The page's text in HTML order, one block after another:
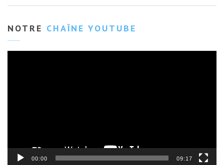
NOTRE CHAÎNE YOUTUBE
00:00 09:17